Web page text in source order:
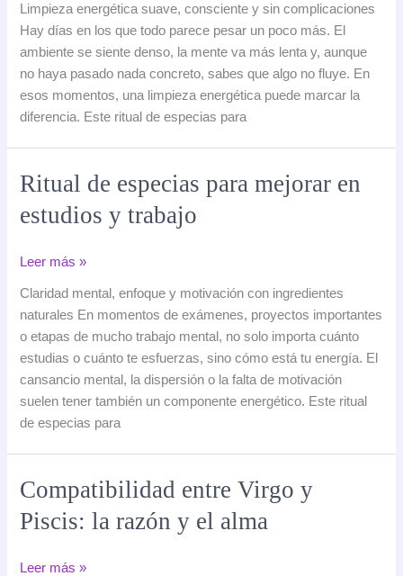
especias
para
energías
Limpieza energética suave, consciente y sin complicaciones
Hay días en los que todo parece pesar un poco más. El
ambiente se siente denso, la mente va más lenta y, aunque
no haya pasado nada concreto, sabes que algo no fluye. En
esos momentos, una limpieza energética puede marcar la
diferencia. Este ritual de especias para
Ritual de especias para mejorar en
estudios y trabajo
Ritual
mejorar
trabajo
Leer más »
Claridad mental, enfoque y motivación con ingredientes
naturales En momentos de exámenes, proyectos importantes
o etapas de mucho trabajo mental, no solo importa cuánto
estudias o cuánto te esfuerzas, sino cómo está tu energía. El
cansancio mental, la dispersión o la falta de motivación
suelen tener también un componente energético. Este ritual
de especias para
Compatibilidad entre Virgo y
Piscis: la razón y el alma
Compatibilidad
Leer más »